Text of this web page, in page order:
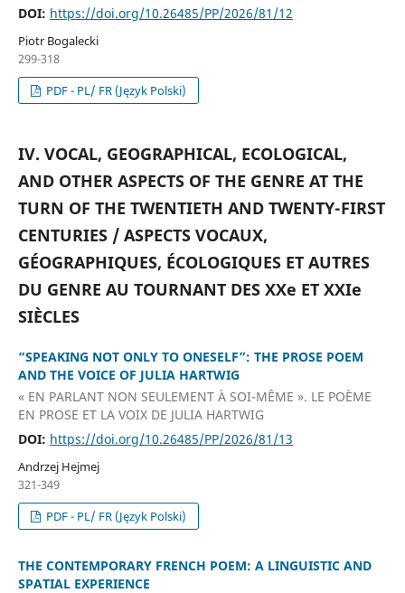
DOI: https://doi.org/10.26485/PP/2026/81/12
Piotr Bogalecki
299-318
PDF - PL/ FR (Język Polski)
IV. VOCAL, GEOGRAPHICAL, ECOLOGICAL,
AND OTHER ASPECTS OF THE GENRE AT THE
TURN OF THE TWENTIETH AND TWENTY-FIRST
CENTURIES / ASPECTS VOCAUX,
GÉOGRAPHIQUES, ÉCOLOGIQUES ET AUTRES
DU GENRE AU TOURNANT DES XXe ET XXIe
SIÈCLES
“SPEAKING NOT ONLY TO ONESELF”: THE PROSE POEM
AND THE VOICE OF JULIA HARTWIG
« EN PARLANT NON SEULEMENT À SOI-MÊME ». LE POÈME
EN PROSE ET LA VOIX DE JULIA HARTWIG
DOI: https://doi.org/10.26485/PP/2026/81/13
Andrzej Hejmej
321-349
PDF - PL/ FR (Język Polski)
THE CONTEMPORARY FRENCH POEM: A LINGUISTIC AND
SPATIAL EXPERIENCE